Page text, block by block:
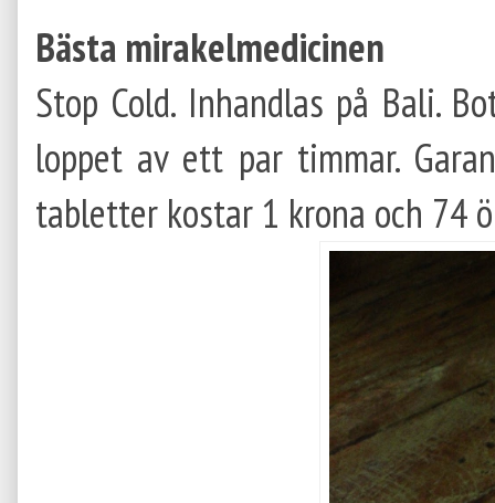
Bästa mirakelmedicinen
Stop Cold. Inhandlas på Bali.
loppet av ett par timmar.
tabletter kostar 1 krona och 74